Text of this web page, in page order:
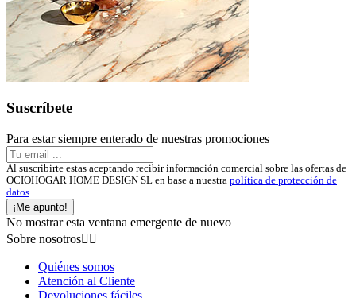
Suscríbete
Para estar siempre enterado de nuestras promociones
Al suscribirte estas aceptando recibir información comercial sobre las ofertas de
OCIOHOGAR HOME DESIGN SL en base a nuestra política de protección de
datos
¡Me apunto!
No mostrar esta ventana emergente de nuevo
Sobre nosotros 
Quiénes somos
Atención al Cliente
Devoluciones fáciles